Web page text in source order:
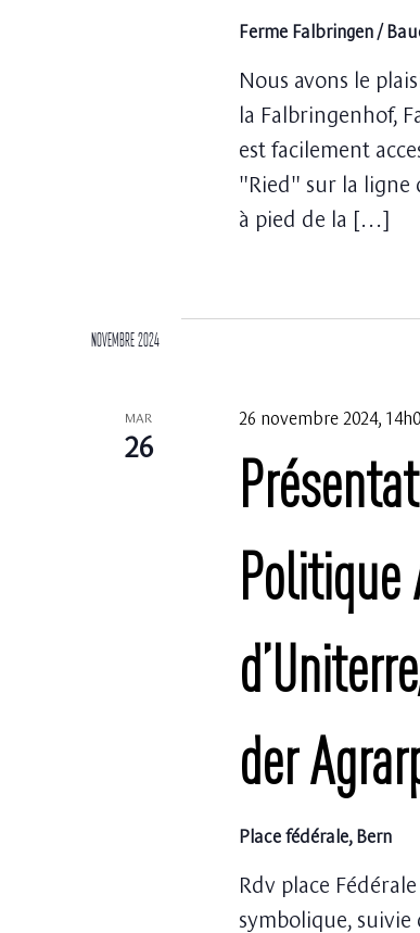
Évènements
Ferme Falbringen /
Nous avons le
la Falbringenhof,
est facilement
"Ried" sur la ligne
à pied de la […]
novembre 2024
MAR
26
der
26 novembre 2024,
Place fédérale, Bern
Rdv place
symbolique, suivie